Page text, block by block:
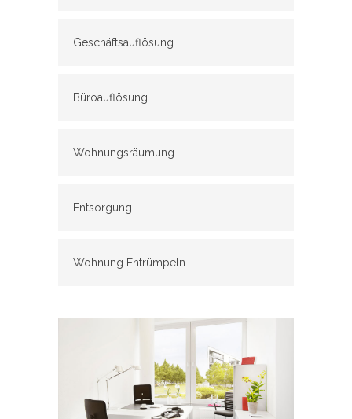
Geschäftsauflösung
Büroauflösung
Wohnungsräumung
Entsorgung
Wohnung Entrümpeln